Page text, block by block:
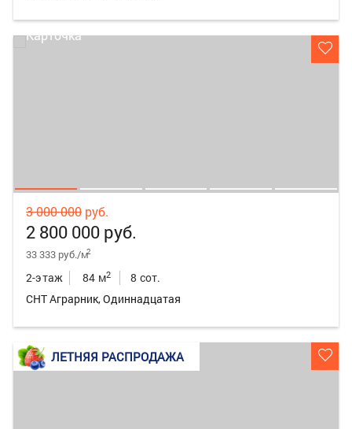
3 000 000 руб.
2 800 000 руб.
33 333 руб./м2
2-этаж 84 м2
8 сот.
СНТ Аграрник, Одиннадцатая
ЛЕТНЯЯ РАСПРОДАЖА